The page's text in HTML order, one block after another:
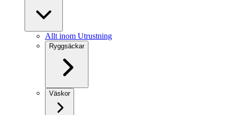
Allt inom Utrustning
Ryggsäckar
Väskor